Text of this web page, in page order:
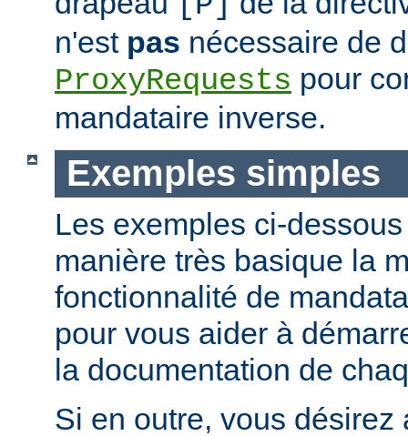
n'est pas nécessaire de
ProxyRequests pour
mandataire inverse.
Exemples simples
Les exemples ci-
manière très basique la
fonctionnalité de
pour vous aider à
la documentation de
Si en outre, vous désirez